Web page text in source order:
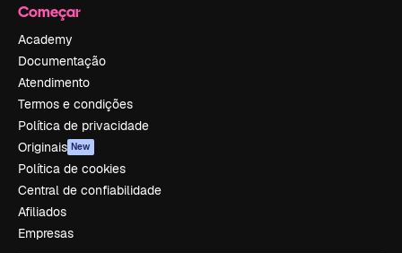
Começar
Academy
Documentação
Atendimento
Termos e condições
Política de privacidade
Originais New
Política de cookies
Central de confiabilidade
Afiliados
Empresas